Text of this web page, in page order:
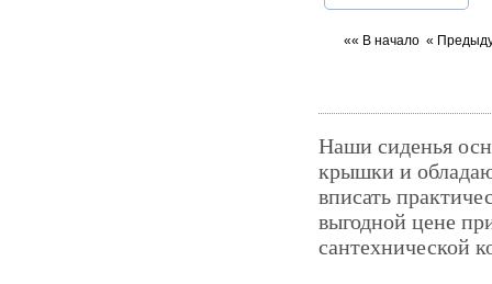
«« В начало «
Наши сиденья
крышки и
вписать
выгодной цене
сантехнической